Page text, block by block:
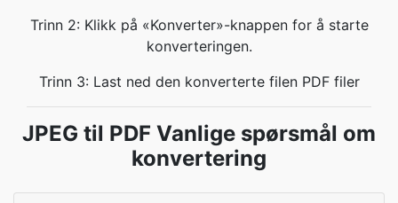
Trinn 2: Klikk på «Konverter»-knappen for å starte
konverteringen.
Trinn 3: Last ned den konverterte filen PDF filer
JPEG til PDF Vanlige spørsmål om
konvertering